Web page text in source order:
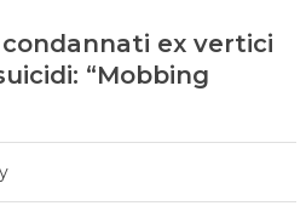
ex vertici
“Mobbing